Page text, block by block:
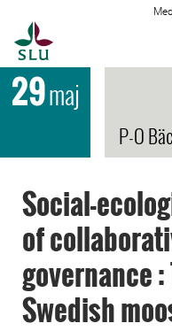
29maj
P-O
Social-
of
governance
Swedish